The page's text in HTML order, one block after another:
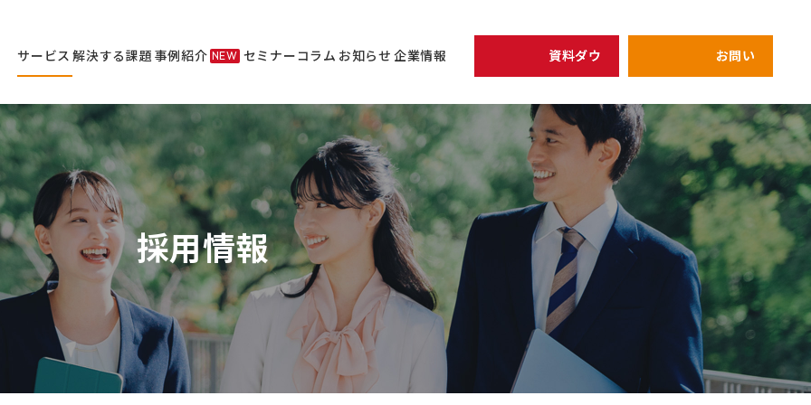
サービス
サービス view all リーダー
全員がリーダ
強みを軸にし
キャリア
仕組み作り
解決する課題 事例紹介 NEW セミナー
セミナー view all 開催予定のセミナー
アーカイブ配信中セミナ
コラム お知らせ 企業情報
企業情報 シェイクの価値観
健康経営の取り組み プライバシーポリシー
資料ダウンロード お問い合わせ
採用情報